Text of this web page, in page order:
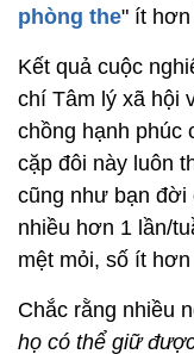
phòng the" ít hơn
Kết quả cuộc
chí Tâm lý xã hội
chồng hạnh phúc
cặp đôi này luôn
cũng như bạn đời
nhiều hơn 1 lần/
mệt mỏi, số ít
Chắc rằng nhiều
họ có thể giữ